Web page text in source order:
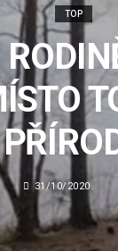
TOP
31/10/2020